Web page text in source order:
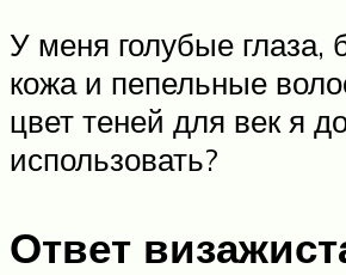
У меня голубые глаза,
кожа и пепельные
цвет теней для век я
использовать?
Ответ